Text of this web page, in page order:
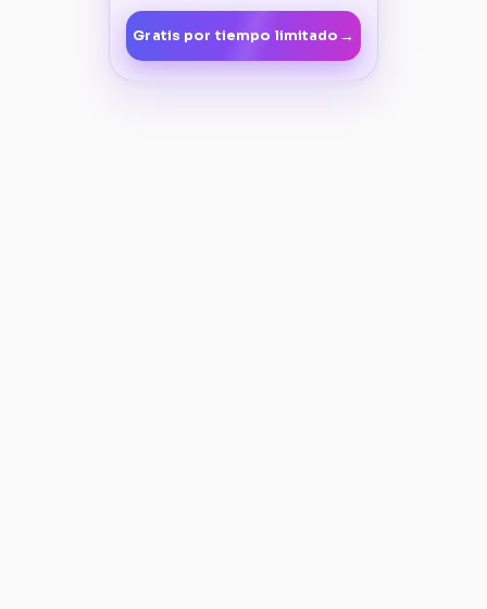
Gratis por tiempo limitado →